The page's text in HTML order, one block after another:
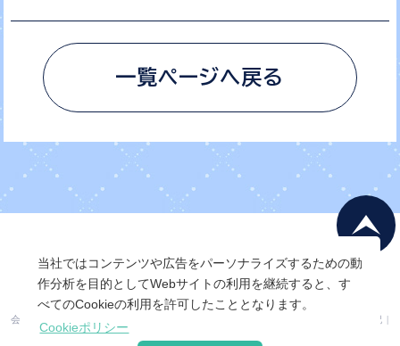
当社ではコンテンツや広告をパーソナライズするための動
作分析を目的としてWebサイトの利用を継続すると、す
べてのCookieの利用を許可したこととなります。
Cookieポリシー
一覧ページへ戻る
会社概要 会員利用規約 特定商取引法に基づく表記
サービス利用規約|運営ポリシー